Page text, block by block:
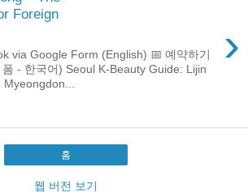
Foreign
›
via Google Form (English) 📅 예약하기
폼 - 한국어) Seoul K-Beauty Guide: Lijin
홈
웹 버전 보기